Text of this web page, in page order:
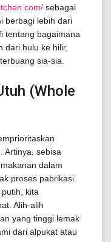
sebagai
berbagi lebih dari
tentang bagaimana
dari hulu ke hilir,
sia-sia.
(Whole
Artinya, sebisa
dalam
proses pabrikasi.
kita
Alih-alih
yang tinggi lemak
dari alpukat atau